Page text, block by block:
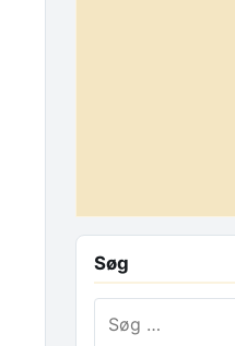
Søg